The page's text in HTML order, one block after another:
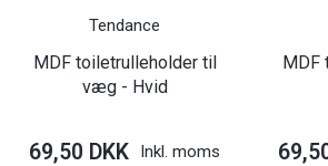
Tendance
MDF toiletrulleholder til
væg - Hvid
69,50 DKK Inkl. moms
MDF